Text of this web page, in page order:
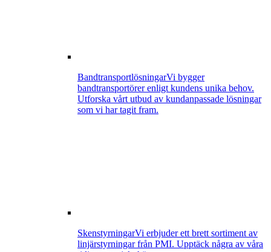
BandtransportlösningarVi bygger
bandtransportörer enligt kundens unika behov.
Utforska vårt utbud av kundanpassade lösningar
som vi har tagit fram.
SkenstyrningarVi erbjuder ett brett sortiment av
linjärstyrningar från PMI. Upptäck några av våra